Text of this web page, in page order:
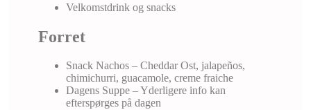
Velkomstdrink og snacks
Forret
Snack Nachos – Cheddar Ost, jalapeños,
chimichurri, guacamole, creme fraiche
Dagens Suppe – Yderligere info kan
efterspørges på dagen